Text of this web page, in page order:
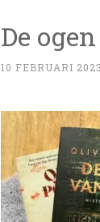
De
10 FEBRUARI 2023